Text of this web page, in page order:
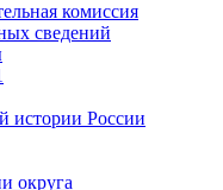
комиссия
сведений
истории России
округа